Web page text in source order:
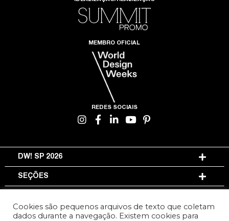
MEMBRO OFICIAL
REDES SOCIAIS
DW! SP 2026
SEÇÕES
Cookies são pequenos arquivos de texto que coletam
dados durante a navegação. Existem cookies para